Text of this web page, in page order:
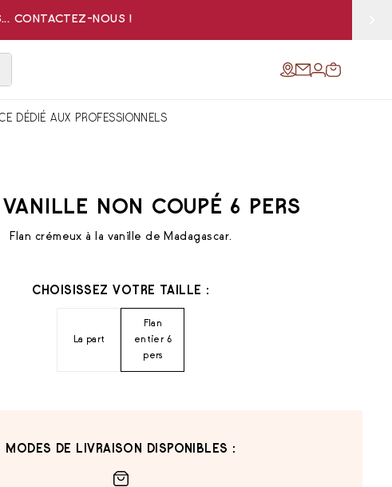
CONTACTEZ-NOUS !
DÉDIÉ AUX PROFESSIONNELS
NON COUPÉ 6 PERS
Flan crémeux à la vanille de Madagascar.
CHOISISSEZ VOTRE TAILLE :
La part
Flan
entier 6
pers
MODES DE LIVRAISON DISPONIBLES :